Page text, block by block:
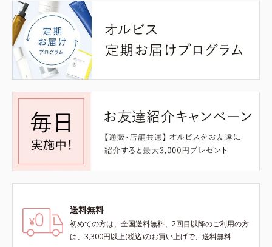
送料無料
初めての方は、全国送料無料、2回目以降のご利用の方
は、3,300円以上(税込)のお買い上げで、送料無料